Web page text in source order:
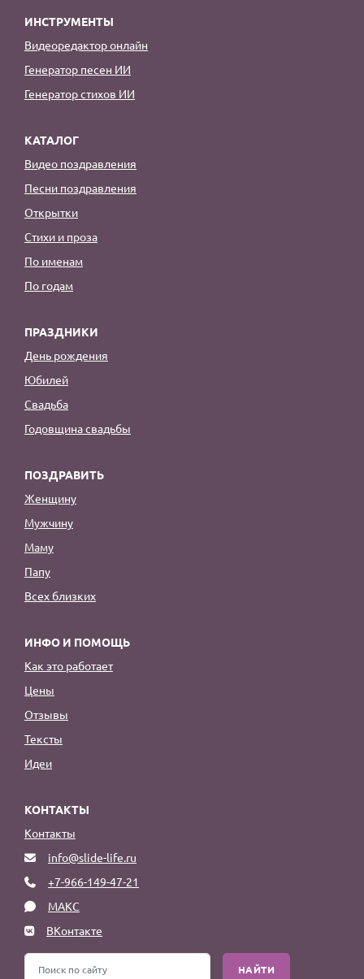
ИНСТРУМЕНТЫ
Видеоредактор онлайн
Генератор песен ИИ
Генератор стихов ИИ
КАТАЛОГ
Видео поздравления
Песни поздравления
Открытки
Стихи и проза
По именам
По годам
ПРАЗДНИКИ
День рождения
Юбилей
Свадьба
Годовщина свадьбы
ПОЗДРАВИТЬ
Женщину
Мужчину
Маму
Папу
Всех близких
ИНФО И ПОМОЩЬ
Как это работает
Цены
Отзывы
Тексты
Идеи
КОНТАКТЫ
Контакты
info@slide-life.ru
+7-966-149-47-21
МАКС
ВКонтакте
НАЙТИ